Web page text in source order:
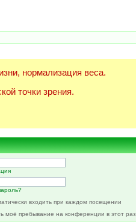
нормализация веса.
точки зрения.
входить при каждом посещении
моё пребывание на конференции в этот раз